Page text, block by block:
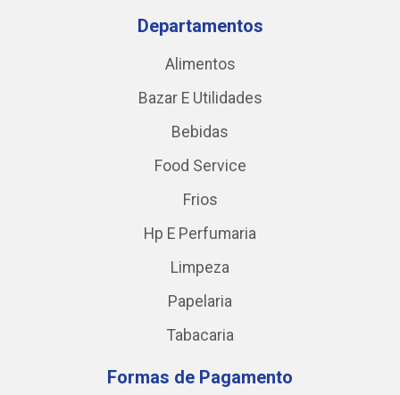
Departamentos
Alimentos
Bazar E Utilidades
Bebidas
Food Service
Frios
Hp E Perfumaria
Limpeza
Papelaria
Tabacaria
Formas de Pagamento